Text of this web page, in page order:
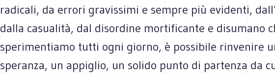
radicali, da errori gravissimi e sempre più evidenti,
dalla casualità, dal disordine mortificante e disumano
sperimentiamo tutti ogni giorno, è possibile rinvenire
speranza, un appiglio, un solido punto di partenza da